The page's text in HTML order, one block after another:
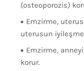
(osteoporozis)
Emzirme,
uterusun
Emzirme, anneyi
korur.